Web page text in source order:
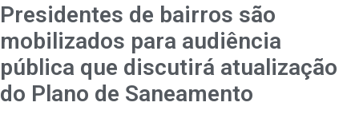
Presidentes de bairros são
mobilizados para audiência
pública que discutirá atualização
do Plano de Saneamento